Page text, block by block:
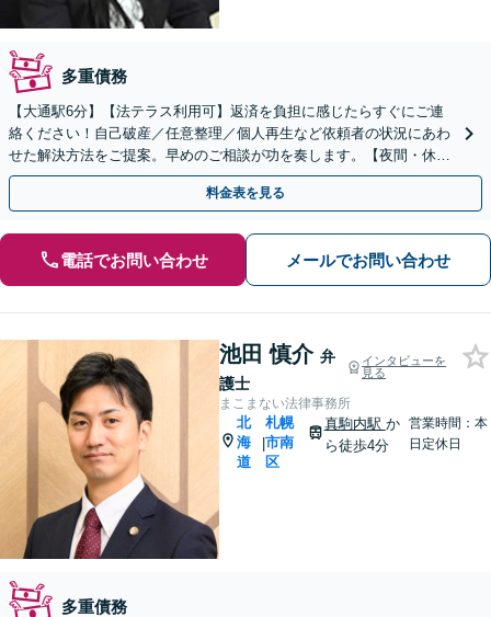
多重債務
【大通駅6分】【法テラス利用可】返済を負担に感じたらすぐにご連
絡ください！自己破産／任意整理／個人再生など依頼者の状況にあわ
せた解決方法をご提案。早めのご相談が功を奏します。【夜間・休日
対応可】【完全個室】
料金表を見る
電話でお問い合わせ メールでお問い合わせ
池田 慎介 弁
護士
インタビューを
見る
まこまない法律事務所
北
海
道
|
札幌
市南
区
真駒内駅 か
ら徒歩4分
営業時間：本
日定休日
多重債務